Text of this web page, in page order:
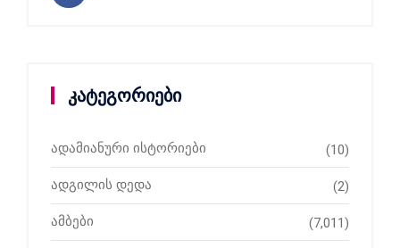
კატეგორიები
ადამიანური ისტორიები (10)
ადგილის დედა (2)
ამბები (7,011)